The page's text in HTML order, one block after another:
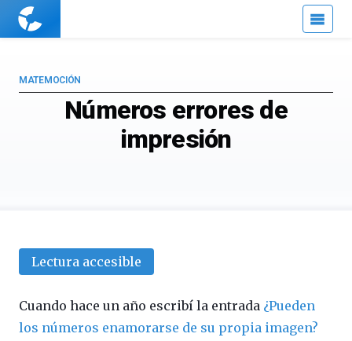
Cuaderno
Números errores de
impresión
MATEMOCIÓN
Lectura accesible
Cuando hace un año escribí la entrada ¿Pueden
los números enamorarse de su propia imagen?